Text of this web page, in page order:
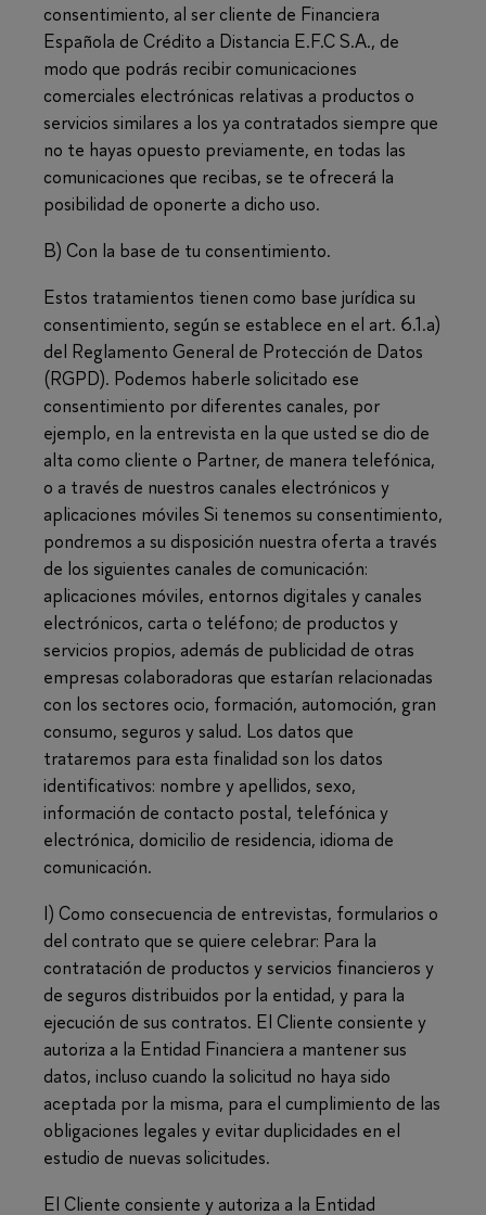
consentimiento, al ser cliente de Financiera
Española de Crédito a Distancia E.F.C S.A., de
modo que podrás recibir comunicaciones
comerciales electrónicas relativas a productos o
servicios similares a los ya contratados siempre que
no te hayas opuesto previamente, en todas las
comunicaciones que recibas, se te ofrecerá la
posibilidad de oponerte a dicho uso.
B) Con la base de tu consentimiento.
Estos tratamientos tienen como base jurídica su
consentimiento, según se establece en el art. 6.1.a)
del Reglamento General de Protección de Datos
(RGPD). Podemos haberle solicitado ese
consentimiento por diferentes canales, por
ejemplo, en la entrevista en la que usted se dio de
alta como cliente o Partner, de manera telefónica,
o a través de nuestros canales electrónicos y
aplicaciones móviles Si tenemos su consentimiento,
pondremos a su disposición nuestra oferta a través
de los siguientes canales de comunicación:
aplicaciones móviles, entornos digitales y canales
electrónicos, carta o teléfono; de productos y
servicios propios, además de publicidad de otras
empresas colaboradoras que estarían relacionadas
con los sectores ocio, formación, automoción, gran
consumo, seguros y salud. Los datos que
trataremos para esta finalidad son los datos
identificativos: nombre y apellidos, sexo,
información de contacto postal, telefónica y
electrónica, domicilio de residencia, idioma de
comunicación.
I) Como consecuencia de entrevistas, formularios o
del contrato que se quiere celebrar: Para la
contratación de productos y servicios financieros y
de seguros distribuidos por la entidad, y para la
ejecución de sus contratos. El Cliente consiente y
autoriza a la Entidad Financiera a mantener sus
datos, incluso cuando la solicitud no haya sido
aceptada por la misma, para el cumplimiento de las
obligaciones legales y evitar duplicidades en el
estudio de nuevas solicitudes.
El Cliente consiente y autoriza a la Entidad